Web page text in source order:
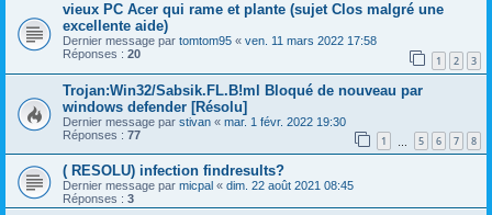
vieux PC Acer qui rame et plante (sujet Clos malgré une
excellente aide)
Dernier message par tomtom95 « ven. 11 mars 2022 17:58
Réponses : 20 1 2 3
Trojan:Win32/Sabsik.FL.B!ml Bloqué de nouveau par
windows defender [Résolu]
Dernier message par stivan « mar. 1 févr. 2022 19:30
Réponses : 77 1 5 6 7 8
( RESOLU) infection findresults?
Dernier message par micpal « dim. 22 août 2021 08:45
Réponses : 3